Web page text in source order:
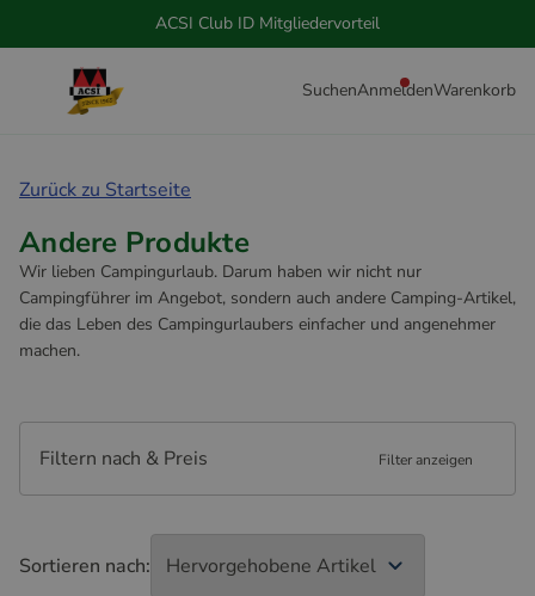
ACSI Club ID Mitgliedervorteil
SuchenAnmeldenWarenkorb
Zurück zu Startseite
Andere Produkte
Wir lieben Campingurlaub. Darum haben wir nicht nur
Campingführer im Angebot, sondern auch andere Camping-Artikel,
die das Leben des Campingurlaubers einfacher und angenehmer
machen.
Filtern nach & Preis Filter anzeigen
Sortieren nach: